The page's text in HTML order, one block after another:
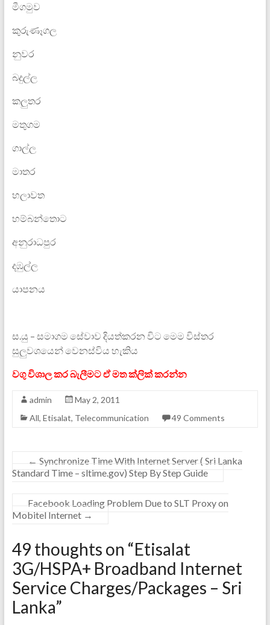
මීගමුව
කුරුණෑගල
නුවර
බදුල්ල
කලුතර
මතුගම
ගාල්ල
මාතර
හලාවත
හම්බන්තොට
අනුරාධපුර
දඹුල්ල
යාපනය
ස.යු – සමාගම සේවාව දියත්කරන විට මෙම විස්තර
සුලුවශයෙන් වෙනස්විය හැකිය
වගු විශාල කර බැලීමට ඒ මත ක්ලික් කරන්න
admin
May 2, 2011
All, Etisalat, Telecommunication 49 Comments
← Synchronize Time With Internet Server ( Sri Lanka
Standard Time – sltime.gov) Step By Step Guide
Facebook Loading Problem Due to SLT Proxy on
Mobitel Internet →
49 thoughts on “Etisalat
3G/HSPA+ Broadband Internet
Service Charges/Packages – Sri
Lanka”